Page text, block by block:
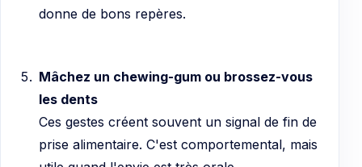
donne de bons repères.
Mâchez un chewing-gum ou brossez-vous
les dents
Ces gestes créent souvent un signal de fin de
prise alimentaire. C'est comportemental, mais